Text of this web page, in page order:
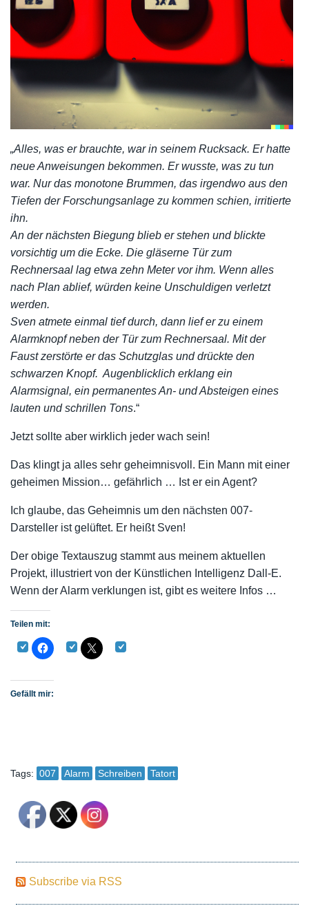
„Alles, was er brauchte, war in seinem Rucksack. Er hatte
neue Anweisungen bekommen. Er wusste, was zu tun
war. Nur das monotone Brummen, das irgendwo aus den
Tiefen der Forschungsanlage zu kommen schien, irritierte
ihn.
An der nächsten Biegung blieb er stehen und blickte
vorsichtig um die Ecke. Die gläserne Tür zum
Rechnersaal lag etwa zehn Meter vor ihm. Wenn alles
nach Plan ablief, würden keine Unschuldigen verletzt
werden.
Sven atmete einmal tief durch, dann lief er zu einem
Alarmknopf neben der Tür zum Rechnersaal. Mit der
Faust zerstörte er das Schutzglas und drückte den
schwarzen Knopf. Augenblicklich erklang ein
Alarmsignal, ein permanentes An- und Absteigen eines
lauten und schrillen Tons.“
Jetzt sollte aber wirklich jeder wach sein!
Das klingt ja alles sehr geheimnisvoll. Ein Mann mit einer
geheimen Mission… gefährlich … Ist er ein Agent?
Ich glaube, das Geheimnis um den nächsten 007-
Darsteller ist gelüftet. Er heißt Sven!
Der obige Textauszug stammt aus meinem aktuellen
Projekt, illustriert von der Künstlichen Intelligenz Dall-E.
Wenn der Alarm verklungen ist, gibt es weitere Infos …
Teilen mit:
Gefällt mir:
Tags: 007 Alarm Schreiben Tatort
Subscribe via RSS